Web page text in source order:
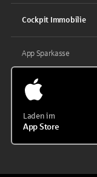
Cockpit Immobilie
App Sparkasse
Laden im
App Store